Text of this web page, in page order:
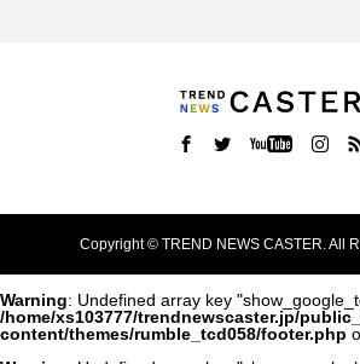
Copyright ©TREND NEWS CASTER. All
Warning: Undefined array key
/home/xs103777/trendnewscaster.jp/
content/themes/rumble_tcd058/footer.php